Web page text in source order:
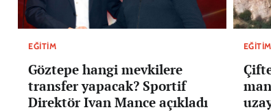
EĞITIM
Göztepe hangi mevkilere
transfer yapacak? Sportif
Direktör Ivan Mance açıkladı
EĞITIM